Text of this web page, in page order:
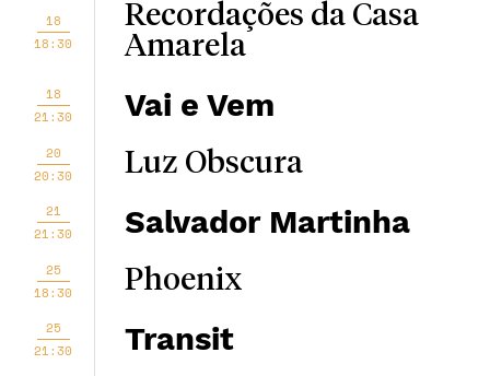
18
18:30
Recordações da Casa
Amarela
18
21:30
Vai e Vem
20
20:30
Luz Obscura
21
21:30
Salvador Martinha
25
18:30
Phoenix
25
21:30
Transit